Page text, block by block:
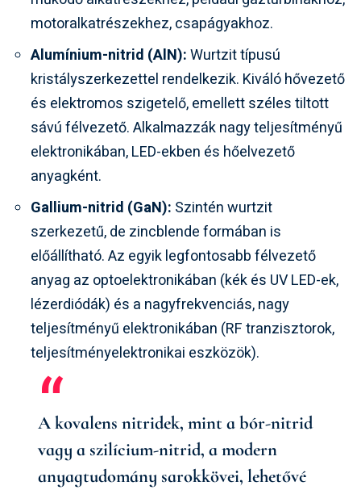
motoralkatrészekhez, csapágyakhoz.
Alumínium-nitrid (AlN):Wurtzit típusú
kristályszerkezettel rendelkezik. Kiváló hővezető
és elektromos szigetelő, emellett széles tiltott
sávú félvezető. Alkalmazzák nagy teljesítményű
elektronikában, LED-ekben és hőelvezető
anyagként.
Gallium-nitrid (GaN): Szintén wurtzit
szerkezetű, de zincblende formában is
előállítható. Az egyik legfontosabb félvezető
anyag az optoelektronikában (kék és UV LED-ek,
lézerdiódák) és a nagyfrekvenciás, nagy
teljesítményű elektronikában (RF tranzisztorok,
teljesítményelektronikai eszközök).
A kovalens nitridek, mint a bór-nitrid
vagy a szilícium-nitrid, a modern
anyagtudomány sarokkövei, lehetővé